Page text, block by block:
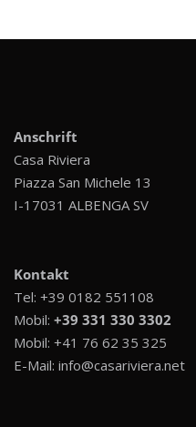
Anschrift
Casa Riviera
Piazza San Michele 13
I-17031 ALBENGA SV
Kontakt
Tel: +39 0182 551108
Mobil: +39 331 330 3302
Mobil: +41 76 62 35 325
E-Mail: info@casariviera.net